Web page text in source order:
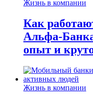
Жизнь в компании
Как
Альфа-
опыт и
Жизнь в компании